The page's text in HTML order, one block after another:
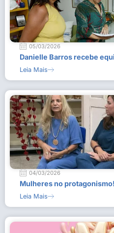
05/03/2026
Danielle Barros recebe
Leia Mais
04/03/2026
Mulheres no protagonismo!
Leia Mais